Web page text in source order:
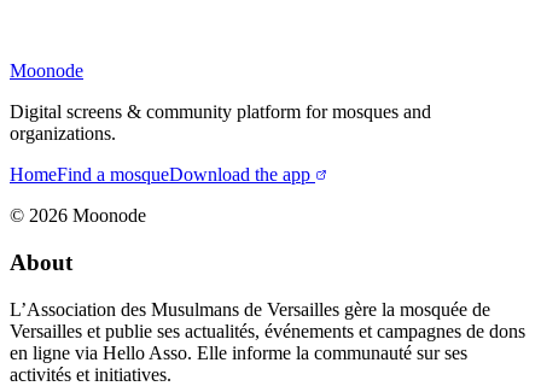
Moonode
Digital screens & community platform for mosques and
organizations.
HomeFind a mosqueDownload the app
© 2026 Moonode
About
L’Association des Musulmans de Versailles gère la mosquée de
Versailles et publie ses actualités, événements et campagnes de dons
en ligne via Hello Asso. Elle informe la communauté sur ses
activités et initiatives.